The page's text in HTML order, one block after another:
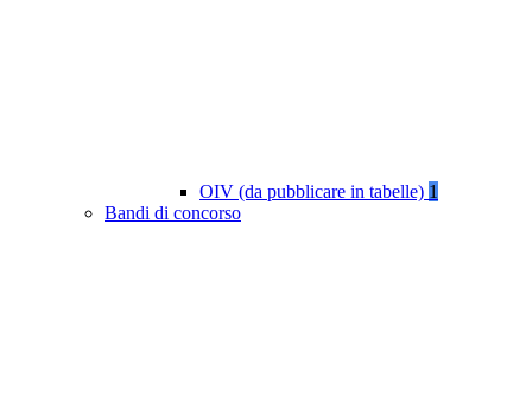
OIV (da pubblicare in tabelle) 1
Bandi di concorso